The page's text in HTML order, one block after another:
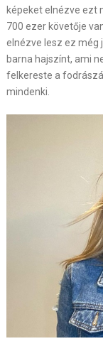
képeket elnézve ezt
700 ezer követője
elnézve lesz ez még
barna hajszínt, ami
felkereste a
mindenki.